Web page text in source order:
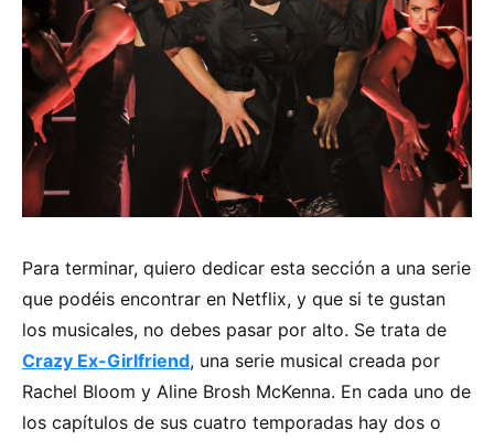
Para terminar, quiero dedicar esta sección a una serie
que podéis encontrar en Netflix, y que si te gustan
los musicales, no debes pasar por alto. Se trata de
Crazy Ex-Girlfriend, una serie musical creada por
Rachel Bloom y Aline Brosh McKenna. En cada uno de
los capítulos de sus cuatro temporadas hay dos o